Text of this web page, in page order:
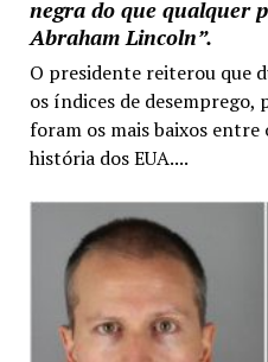
negra do que qualquer
Abraham Lincoln”.
O presidente reiterou que
os índices de desemprego,
foram os mais baixos
história dos EUA....